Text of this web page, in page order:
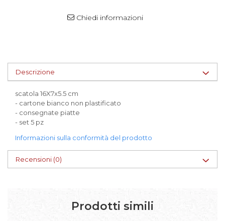
Scatole Senza Finestra per Mini
Pasticcini
Supporti per Pasticcini
Vassoi in Cartone
Vassoi per Pasticcini e Torte
Chiedi informazioni
Descrizione
scatola 16X7x5.5 cm
- cartone bianco non plastificato
- consegnate piatte
- set 5 pz
Informazioni sulla conformità del prodotto
Recensioni (0)
Prodotti simili